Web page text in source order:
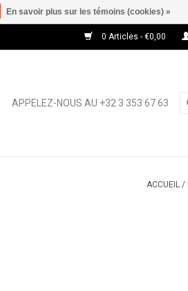
0 Articles - €0,00
APPELEZ-NOUS AU +32 3 353 67 63
ACCUEIL /
En savoir plus sur les témoins (cookies) »